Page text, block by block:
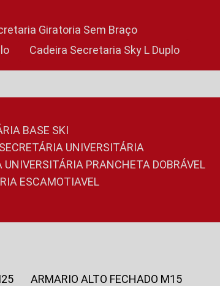
Giratoria Sem Braço
Cadeira Secretaria Sky L Duplo
BASE SKI
SECRETÁRIA UNIVERSITÁRIA
UNIVERSITÁRIA PRANCHETA DOBRÁVEL
ESCAMOTIAVEL
ARMARIO ALTO FECHADO M15